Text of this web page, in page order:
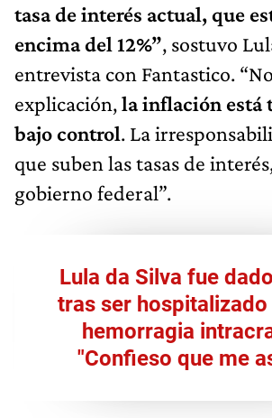
tasa de interés actual, que
encima del 12%”, sostuvo
entrevista con Fantastico.
explicación,la inflación está
bajo control. La
que suben las tasas de
gobierno federal”.
Lula da Silva fue
tras ser hospitalizado
hemorragia
"Confieso que me